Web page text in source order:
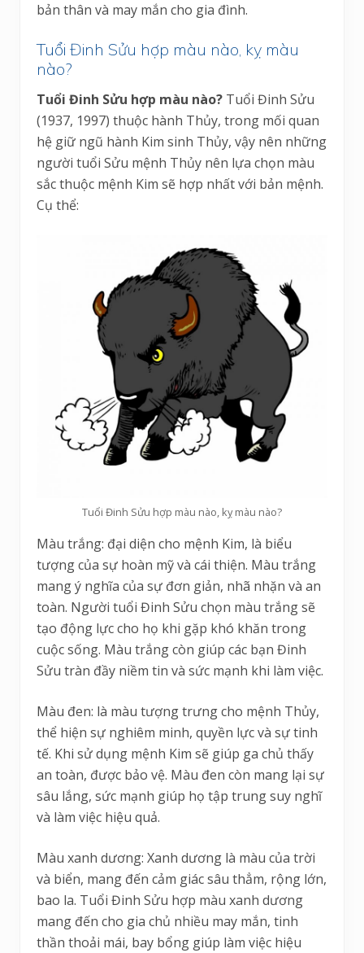
bản thân và may mắn cho gia đình.
Tuổi Đinh Sửu hợp màu nào, kỵ màu
nào?
Tuổi Đinh Sửu hợp màu nào? Tuổi Đinh Sửu
(1937, 1997) thuộc hành Thủy, trong mối quan
hệ giữ ngũ hành Kim sinh Thủy, vậy nên những
người tuổi Sửu mệnh Thủy nên lựa chọn màu
sắc thuộc mệnh Kim sẽ hợp nhất với bản mệnh.
Cụ thể:
Tuổi Đinh Sửu hợp màu nào, kỵ màu nào?
Màu trắng: đại diện cho mệnh Kim, là biểu
tượng của sự hoàn mỹ và cái thiện. Màu trắng
mang ý nghĩa của sự đơn giản, nhã nhặn và an
toàn. Người tuổi Đinh Sửu chọn màu trắng sẽ
tạo động lực cho họ khi gặp khó khăn trong
cuộc sống. Màu trắng còn giúp các bạn Đinh
Sửu tràn đầy niềm tin và sức mạnh khi làm việc.
Màu đen: là màu tượng trưng cho mệnh Thủy,
thể hiện sự nghiêm minh, quyền lực và sự tinh
tế. Khi sử dụng mệnh Kim sẽ giúp ga chủ thấy
an toàn, được bảo vệ. Màu đen còn mang lại sự
sâu lắng, sức mạnh giúp họ tập trung suy nghĩ
và làm việc hiệu quả.
Màu xanh dương: Xanh dương là màu của trời
và biển, mang đến cảm giác sâu thẳm, rộng lớn,
bao la. Tuổi Đinh Sửu hợp màu xanh dương
mang đến cho gia chủ nhiều may mắn, tinh
thần thoải mái, bay bổng giúp làm việc hiệu